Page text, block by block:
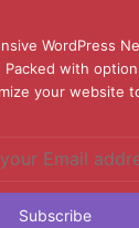
WordPress
Packed with
your website